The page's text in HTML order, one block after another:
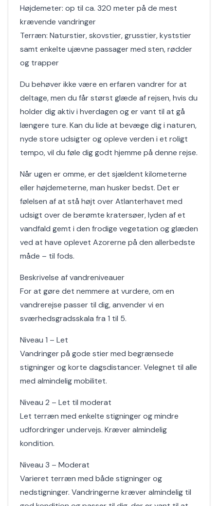
Højdemeter: op til ca. 320 meter på de mest
krævende vandringer
Terræn: Naturstier, skovstier, grusstier, kyststier
samt enkelte ujævne passager med sten, rødder
og trapper
Du behøver ikke være en erfaren vandrer for at
deltage, men du får størst glæde af rejsen, hvis du
holder dig aktiv i hverdagen og er vant til at gå
længere ture. Kan du lide at bevæge dig i naturen,
nyde store udsigter og opleve verden i et roligt
tempo, vil du føle dig godt hjemme på denne rejse.
Når ugen er omme, er det sjældent kilometerne
eller højdemeterne, man husker bedst. Det er
følelsen af at stå højt over Atlanterhavet med
udsigt over de berømte kratersøer, lyden af et
vandfald gemt i den frodige vegetation og glæden
ved at have oplevet Azorerne på den allerbedste
måde – til fods.
Beskrivelse af vandreniveauer
For at gøre det nemmere at vurdere, om en
vandrerejse passer til dig, anvender vi en
sværhedsgradsskala fra 1 til 5.
Niveau 1 – Let
Vandringer på gode stier med begrænsede
stigninger og korte dagsdistancer. Velegnet til alle
med almindelig mobilitet.
Niveau 2 – Let til moderat
Let terræn med enkelte stigninger og mindre
udfordringer undervejs. Kræver almindelig
kondition.
Niveau 3 – Moderat
Varieret terræn med både stigninger og
nedstigninger. Vandringerne kræver almindelig til